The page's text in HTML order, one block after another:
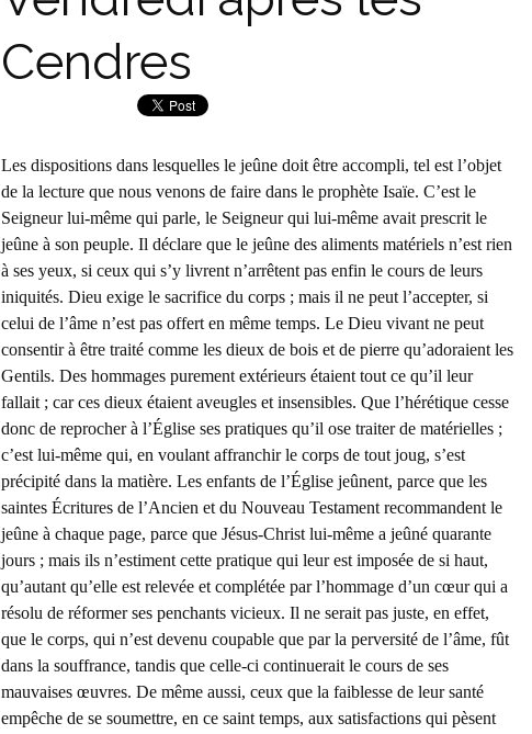
Cendres
Les dispositions dans lesquelles le jeûne doit être accompli, tel est l’objet
de la lecture que nous venons de faire dans le prophète Isaïe. C’est le
Seigneur lui-même qui parle, le Seigneur qui lui-même avait prescrit le
jeûne à son peuple. Il déclare que le jeûne des aliments matériels n’est rien
à ses yeux, si ceux qui s’y livrent n’arrêtent pas enfin le cours de leurs
iniquités. Dieu exige le sacrifice du corps ; mais il ne peut l’accepter, si
celui de l’âme n’est pas offert en même temps. Le Dieu vivant ne peut
consentir à être traité comme les dieux de bois et de pierre qu’adoraient les
Gentils. Des hommages purement extérieurs étaient tout ce qu’il leur
fallait ; car ces dieux étaient aveugles et insensibles. Que l’hérétique cesse
donc de reprocher à l’Église ses pratiques qu’il ose traiter de matérielles ;
c’est lui-même qui, en voulant affranchir le corps de tout joug, s’est
précipité dans la matière. Les enfants de l’Église jeûnent, parce que les
saintes Écritures de l’Ancien et du Nouveau Testament recommandent le
jeûne à chaque page, parce que Jésus-Christ lui-même a jeûné quarante
jours ; mais ils n’estiment cette pratique qui leur est imposée de si haut,
qu’autant qu’elle est relevée et complétée par l’hommage d’un cœur qui a
résolu de réformer ses penchants vicieux. Il ne serait pas juste, en effet,
que le corps, qui n’est devenu coupable que par la perversité de l’âme, fût
dans la souffrance, tandis que celle-ci continuerait le cours de ses
mauvaises œuvres. De même aussi, ceux que la faiblesse de leur santé
empêche de se soumettre, en ce saint temps, aux satisfactions qui pèsent